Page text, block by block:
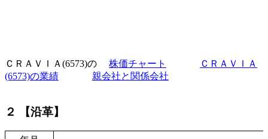
ＣＲＡＶＩＡ(6573)の 株価チャート
ＣＲＡＶＩＡ
(6573)の業績
親会社と関係会社
２ 【沿革】